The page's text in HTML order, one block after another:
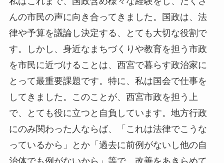
んの市民の声に向き合ってきました。国政は、法
律や予算を議論し決定する、とても大切な役割で
す。しかし、身近なまちづくりや教育を担う市政
を市民に近づけることは、西宮で暮らす政治家に
とって最重要課題です。特に、私は国会で仕事を
してきました。このことが、西宮市政を担う上
で、とても役に立つと自負しています。地方行政
にのみ関わった人ならば、「これは法律でこうな
っているから」とか「過去に前例がないし他の自
治体でも例がないから」等で、改善をあきらめて